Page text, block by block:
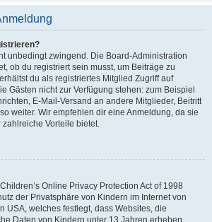
unbedingt zwingend. Die Board-Administration
ob du registriert sein musst, um Beiträge zu
du als registriertes Mitglied Zugriff auf
Gästen nicht zur Verfügung stehen: zum Beispiel
E-Mail-Versand an andere Mitglieder, Beitritt
weiter. Wir empfehlen dir eine Anmeldung, da sie
Vorteile bietet.
Online Privacy Protection Act of 1998
der Privatsphäre von Kindern im Internet von
USA, welches festlegt, dass Websites, die
Daten von Kindern unter 13 Jahren erheben,